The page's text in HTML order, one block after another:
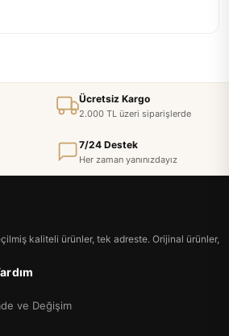
Ücretsiz Kargo
2.000 TL üzeri siparişlerde
7/24 Destek
Her zaman yanınızdayız
kaliteli ürünler, tek adreste. Orijinal ürünler,
ve Değişim